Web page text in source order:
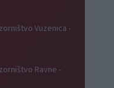
Vuzenica -
Ravne -